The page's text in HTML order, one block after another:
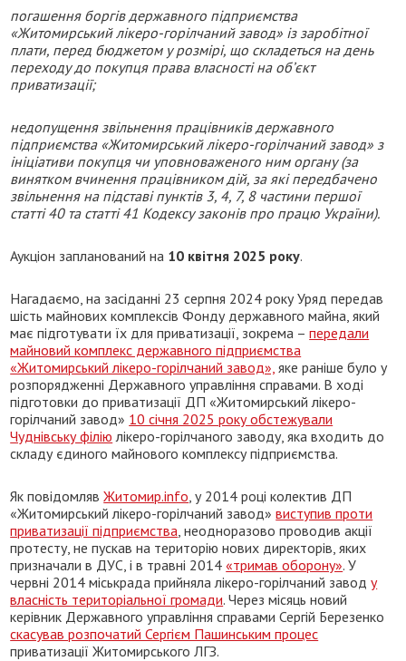
погашення боргів державного підприємства
«Житомирський лікеро-горілчаний завод» із заробітної
плати, перед бюджетом у розмірі, що складеться на день
переходу до покупця права власності на об’єкт
приватизації;
недопущення звільнення працівників державного
підприємства «Житомирський лікеро-горілчаний завод» з
ініціативи покупця чи уповноваженого ним органу (за
винятком вчинення працівником дій, за які передбачено
звільнення на підставі пунктів 3, 4, 7, 8 частини першої
статті 40 та статті 41 Кодексу законів про працю України).
Аукціон запланований на 10 квітня 2025 року.
Нагадаємо, на засіданні 23 серпня 2024 року Уряд передав
шість майнових комплексів Фонду державного майна, який
має підготувати їх для приватизації, зокрема –передали
майновий комплекс державного підприємства
«Житомирський лікеро-горілчаний завод», яке раніше було у
розпорядженні Державного управління справами. В ході
підготовки до приватизації ДП «Житомирський лікеро-
горілчаний завод» 10 січня 2025 року обстежували
Чуднівську філію лікеро-горілчаного заводу, яка входить до
складу єдиного майнового комплексу підприємства.
Як повідомлявЖитомир.info , у 2014 році колектив ДП
«Житомирський лікеро-горілчаний завод»виступив проти
приватизації підприємства , неодноразово проводив акції
протесту, не пускав на територію нових директорів, яких
призначали в ДУС, і в травні 2014«тримав оборону». У
червні 2014 міськрада прийняла лікеро-горілчаний заводу
власність територіальної громади. Через місяць новий
керівник Державного управління справами Сергій Березенко
скасував розпочатий Сергієм Пашинським процес
приватизації Житомирського ЛГЗ.